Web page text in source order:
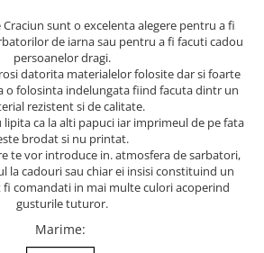
sunt o excelenta alegere pentru a fi
de iarna sau pentru a fi facuti cadou
persoanelor dragi.
datorita materialelor folosite dar si foarte
o folosinta indelungata fiind facuta dintr un
rezistent si de calitate.
lipita ca la alti papuci iar imprimeul de pe fata
brodat si nu printat.
te vor introduce in. atmosfera de sarbatori,
la cadouri sau chiar ei insisi constituind un
comandati in mai multe culori acoperind
gusturile tuturor.
Marime: